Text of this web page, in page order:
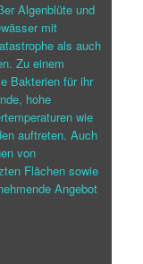
Algenblüte und
mit
als auch
Zu einem
Bakterien für ihr
hohe
wie
auftreten. Auch
von
Flächen sowie
Angebot